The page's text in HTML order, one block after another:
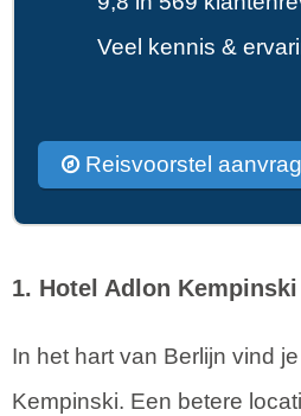
Veel kennis &
Reisvoorstel
1. Hotel Adlon
In het hart van Berlijn vind
Kempinski. Een betere